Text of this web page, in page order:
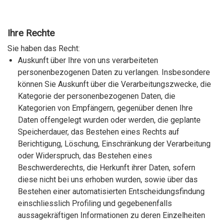
Ihre Rechte
Sie haben das Recht:
Auskunft über Ihre von uns verarbeiteten
personenbezogenen Daten zu verlangen. Insbesondere
können Sie Auskunft über die Verarbeitungszwecke, die
Kategorie der personenbezogenen Daten, die
Kategorien von Empfängern, gegenüber denen Ihre
Daten offengelegt wurden oder werden, die geplante
Speicherdauer, das Bestehen eines Rechts auf
Berichtigung, Löschung, Einschränkung der Verarbeitung
oder Widerspruch, das Bestehen eines
Beschwerderechts, die Herkunft ihrer Daten, sofern
diese nicht bei uns erhoben wurden, sowie über das
Bestehen einer automatisierten Entscheidungsfindung
einschliesslich Profiling und gegebenenfalls
aussagekräftigen Informationen zu deren Einzelheiten